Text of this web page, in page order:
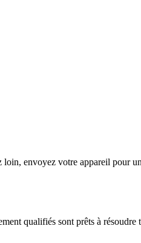
envoyez votre appareil pour
qualifiés sont prêts à